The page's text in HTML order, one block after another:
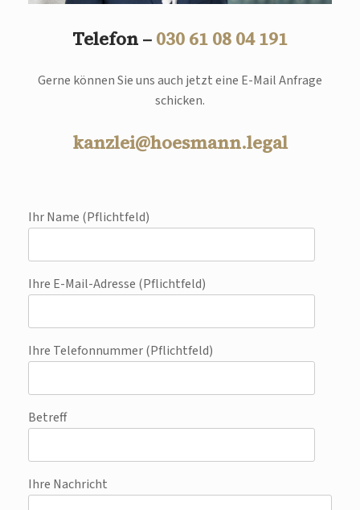
Telefon – 030 61 08 04 191
Gerne können Sie uns auch jetzt eine E-Mail Anfrage
schicken.
kanzlei@hoesmann.legal
Ihr Name (Pflichtfeld)
Ihre E-Mail-Adresse (Pflichtfeld)
Ihre Telefonnummer (Pflichtfeld)
Betreff
Ihre Nachricht